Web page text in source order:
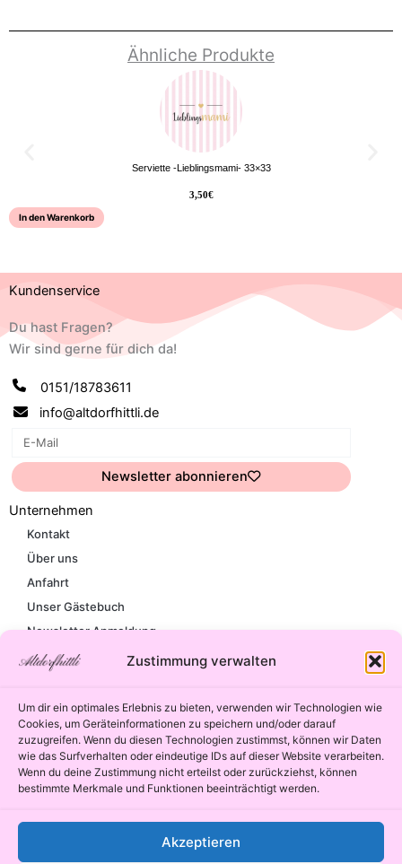
Ähnliche Produkte
Serviette -Lieblingsmami- 33×33
3,50€
In den Warenkorb
Kundenservice
Du hast Fragen?
Wir sind gerne für dich da!
info@altdorfhittli.de
0151/18783611
Newsletter abonnieren
Unternehmen
Kontakt
Über uns
Anfahrt
Unser Gästebuch
Newsletter Anmeldung
Rechtliches
AGB’s
Datenschutzerklärung
Zahlungsarten
Versandinformationen